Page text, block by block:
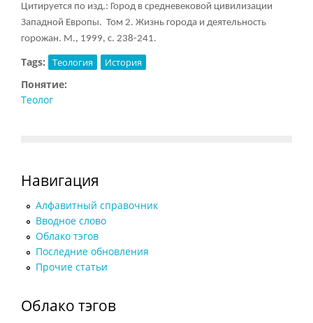
Цитируется по изд.: Город в средневековой цивилизации
Западной Европы. Том 2. Жизнь города и деятельность
горожан. М., 1999, с. 238-241.
Tags: Теология История
Понятие:
Теолог
Навигация
Алфавитный справочник
Вводное слово
Облако тэгов
Последние обновления
Прочие статьи
Облако тэгов